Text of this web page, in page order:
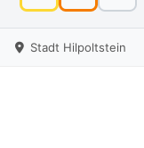
Stadt Hilpoltstein